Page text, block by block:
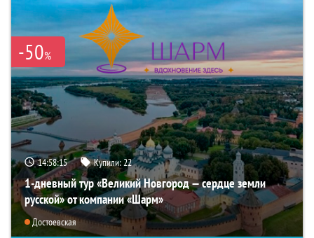
-50%
14:58:14 Купили:22
1-дневный тур «Великий Новгород — сердце земли
русской» от компании «Шарм»
Достоевская